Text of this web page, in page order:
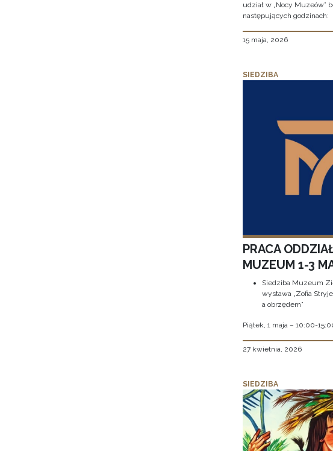
udział w „Nocy Muzeów”
następujących godzinach:
15 maja, 2026
SIEDZIBA
PRACA
MUZEUM 1-3
Siedziba Muzeum
wystawa „Zofia
a obrzędem”
Piątek, 1 maja – 10:00-
27 kwietnia, 2026
SIEDZIBA